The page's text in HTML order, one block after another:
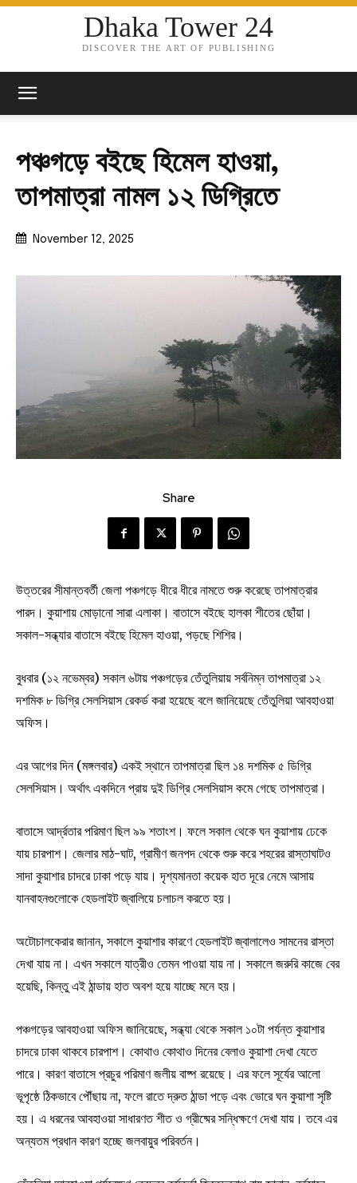
Dhaka Tower 24
DISCOVER THE ART OF PUBLISHING
পঞ্চগড়ে বইছে হিমেল হাওয়া,
তাপমাত্রা নামল ১২ ডিগ্রিতে
November 12, 2025
Share
উত্তরের সীমান্তবর্তী জেলা পঞ্চগড়ে ধীরে ধীরে নামতে শুরু করেছে তাপমাত্রার
পারদ। কুয়াশায় মোড়ানো সারা এলাকা। বাতাসে বইছে হালকা শীতের ছোঁয়া।
সকাল-সন্ধ্যার বাতাসে বইছে হিমেল হাওয়া, পড়ছে শিশির।
বুধবার (১২ নভেম্বর) সকাল ৬টায় পঞ্চগড়ের তেঁতুলিয়ায় সর্বনিম্ন তাপমাত্রা ১২
দশমিক ৮ ডিগ্রি সেলসিয়াস রেকর্ড করা হয়েছে বলে জানিয়েছে তেঁতুলিয়া আবহাওয়া
অফিস।
এর আগের দিন (মঙ্গলবার) একই স্থানে তাপমাত্রা ছিল ১৪ দশমিক ৫ ডিগ্রি
সেলসিয়াস। অর্থাৎ একদিনে প্রায় দুই ডিগ্রি সেলসিয়াস কমে গেছে তাপমাত্রা।
বাতাসে আর্দ্রতার পরিমাণ ছিল ৯৯ শতাংশ। ফলে সকাল থেকে ঘন কুয়াশায় ঢেকে
যায় চারপাশ। জেলার মাঠ-ঘাট, গ্রামীণ জনপদ থেকে শুরু করে শহরের রাস্তাঘাটও
সাদা কুয়াশার চাদরে ঢাকা পড়ে যায়। দৃশ্যমানতা কয়েক হাত দূরে নেমে আসায়
যানবাহনগুলোকে হেডলাইট জ্বালিয়ে চলাচল করতে হয়।
অটোচালকেরার জানান, সকালে কুয়াশার কারণে হেডলাইট জ্বালালেও সামনের রাস্তা
দেখা যায় না। এখন সকালে যাত্রীও তেমন পাওয়া যায় না। সকালে জরুরি কাজে বের
হয়েছি, কিন্তু এই ঠান্ডায় হাত অবশ হয়ে যাচ্ছে মনে হয়।
পঞ্চগড়ের আবহাওয়া অফিস জানিয়েছে, সন্ধ্যা থেকে সকাল ১০টা পর্যন্ত কুয়াশার
চাদরে ঢাকা থাকবে চারপাশ। কোথাও কোথাও দিনের বেলাও কুয়াশা দেখা যেতে
পারে। কারণ বাতাসে প্রচুর পরিমাণ জলীয় বাষ্প রয়েছে। এর ফলে সূর্যের আলো
ভূপৃষ্ঠে ঠিকভাবে পৌঁছায় না, ফলে রাতে দ্রুত ঠান্ডা পড়ে এবং ভোরে ঘন কুয়াশা সৃষ্টি
হয়। এ ধরনের আবহাওয়া সাধারণত শীত ও গ্রীষ্মের সন্ধিক্ষণে দেখা যায়। তবে এর
অন্যতম প্রধান কারণ হচ্ছে জলবায়ুর পরিবর্তন।